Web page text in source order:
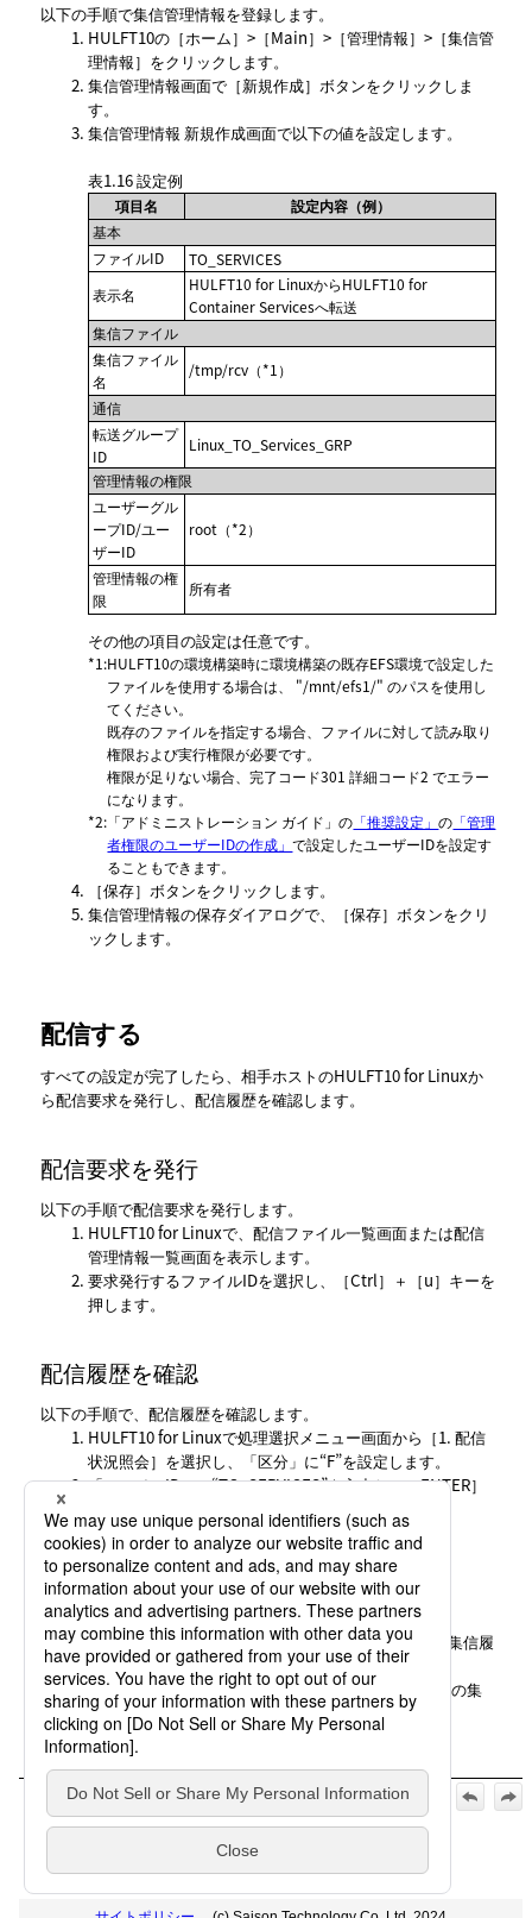
以下の手順で集信管理情報を登録します。
HULFT10の
ホーム > Main > 管理情報 >
集信管
理情報
をクリックします。
集信管理情報画面で 新規作成
ボタンをクリックしま
す。
集信管理情報 新規作成画面で以下の値を設定します。
表1.16設定例
項目名
設定内容（例）
基本
ファイルID
TO_SERVICES
表示名
HULFT10 for LinuxからHULFT10 for
Container Servicesへ転送
集信ファイル
集信ファイル
名
/tmp/rcv（*1）
通信
転送グループ
ID
Linux_TO_Services_GRP
管理情報の権限
ユーザーグル
ープID/ユー
ザーID
root（*2）
管理情報の権
限
所有者
その他の項目の設定は任意です。
*1:HULFT10の環境構築時に環境構築の既存EFS環境で設定した
ファイルを使用する場合は、 "/mnt/efs1/" のパスを使用し
てください。
既存のファイルを指定する場合、ファイルに対して読み取り
権限および実行権限が必要です。
権限が足りない場合、完了コード301 詳細コード2 でエラー
になります。
*2: 「アドミニストレーション ガイド」の 「推奨設定」の 「管理
者権限のユーザーIDの作成」で設定したユーザーIDを設定す
ることもできます。
保存
ボタンをクリックします。
集信管理情報の保存ダイアログで、
保存
ボタンをクリ
ックします。
配信する
すべての設定が完了したら、相手ホストのHULFT10 for Linuxか
ら配信要求を発行し、配信履歴を確認します。
配信要求を発行
以下の手順で配信要求を発行します。
HULFT10 for Linuxで、配信ファイル一覧画面または配信
管理情報一覧画面を表示します。
要求発行するファイルIDを選択し、
Ctrl ＋ u
キーを
押します。
配信履歴を確認
以下の手順で、配信履歴を確認します。
HULFT10 for Linuxで処理選択メニュー画面から
1. 配信
状況照会
を選択し、 区分
に“F”を設定します。
ファイルID
に“TO_SERVICES”を入力して
ENTER
集信履歴を確認
以下の手順で、集信履歴を確認します。
HULFT10の
ホーム > Main > 状況照会
集信履
歴
をクリックします。
集信履歴画面で、 ファイルID
が“TO_SERVICES”の集
信履歴をクリックします。
【公式】HULFT10 for Container Services オペレーション ガイ
ド_2026年5月1日_第7版発行:
1.3 HULFT10 for Windows/Linux